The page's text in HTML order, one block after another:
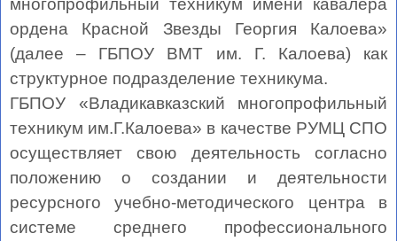
ордена Красной Звезды Георгия Калоева»
(далее – ГБПОУ ВМТ им. Г. Калоева) как
структурное подразделение техникума.
ГБПОУ «Владикавказский многопрофильный
техникум им.Г.Калоева» в качестве РУМЦ СПО
осуществляет свою деятельность согласно
положению о создании и деятельности
ресурсного учебно-методического центра в
системе среднего профессионального